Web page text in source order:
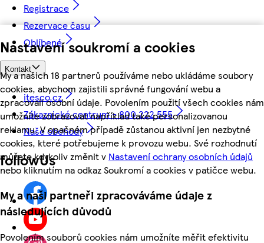
Nastavení soukromí a cookies
My a našich 18 partnerů používáme nebo ukládáme soubory
cookies, abychom zajistili správné fungování webu a
zpracovali osobní údaje. Povolením použití všech cookies nám
umožníte zobrazovat například také personalizovanou
reklamu. V opačném případě zůstanou aktivní jen nezbytné
cookies, které potřebujeme k provozu webu. Své rozhodnutí
můžete kdykoliv změnit v Nastavení ochrany osobních údajů
nebo kliknutím na odkaz Soukromí a cookies v patičce webu.
My a naši partneři zpracováváme údaje z
následujících důvodů
Povolením souborů cookies nám umožníte měřit efektivitu
Registrace
Rezervace času
Oblíbené
Kontakt
itesco.cz
Zákaznické centrum - 800 222 555
Naše obchody
followUs